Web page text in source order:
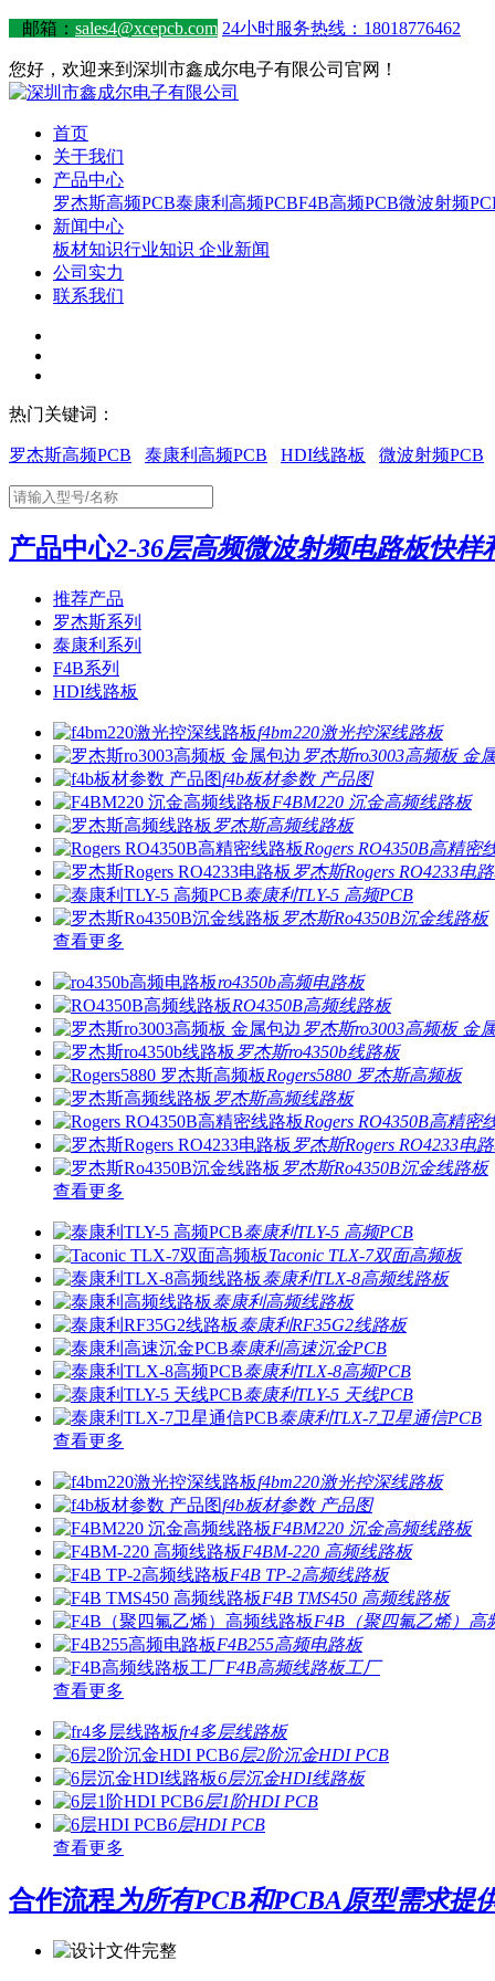
邮箱： sales4@xcepcb.com 24小时服务热线：18018776462
您好，欢迎来到深圳市鑫成尔电子有限公司官网！
首页
关于我们
产品中心
罗杰斯高频PCB泰康利高频PCBF4B高频PCB微波射频
新闻中心
板材知识行业知识 企业新闻
公司实力
联系我们
热门关键词：
罗杰斯高频PCB 泰康利高频PCB HDI线路板 微波射频PCB
产品中心2-36层高频微波射频电路板快样
推荐产品
罗杰斯系列
泰康利系列
F4B系列
HDI线路板
f4bm220激光控深线路板
罗杰斯ro3003高频板 金
f4b板材参数 产品图
F4BM220 沉金高频线路板
罗杰斯高频线路板
Rogers RO4350B高精密
罗杰斯Rogers RO4233电
泰康利TLY-5 高频PCB
罗杰斯Ro4350B沉金线路板
查看更多
ro4350b高频电路板
RO4350B高频线路板
罗杰斯ro3003高频板 金
罗杰斯ro4350b线路板
Rogers5880 罗杰斯高频板
罗杰斯高频线路板
Rogers RO4350B高精密
罗杰斯Rogers RO4233电
罗杰斯Ro4350B沉金线路板
查看更多
泰康利TLY-5 高频PCB
Taconic TLX-7双面高频板
泰康利TLX-8高频线路板
泰康利高频线路板
泰康利RF35G2线路板
泰康利高速沉金PCB
泰康利TLX-8高频PCB
泰康利TLY-5 天线PCB
泰康利TLX-7卫星通信PCB
查看更多
f4bm220激光控深线路板
f4b板材参数 产品图
F4BM220 沉金高频线路板
F4BM-220 高频线路板
F4B TP-2高频线路板
F4B TMS450 高频线路板
F4B（聚四氟乙烯）高
F4B255高频电路板
F4B高频线路板工厂
查看更多
fr4多层线路板
6层2阶沉金HDI PCB
6层沉金HDI线路板
​6层1阶HDI PCB
6层HDI PCB
查看更多
合作流程为所有PCB和PCBA原型需求提